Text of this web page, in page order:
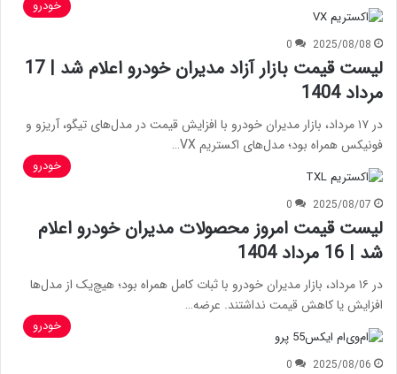
خودرو
2025/08/08
0
لیست قیمت بازار آزاد مدیران خودرو اعلام شد | 17
مرداد 1404
در ۱۷ مرداد، بازار مدیران خودرو با افزایش قیمت در مدل‌های تیگو، آریزو و
فونیکس همراه بود؛ مدل‌های اکستریم VX…
خودرو
2025/08/07
0
لیست قیمت امروز محصولات مدیران خودرو اعلام
شد | 16 مرداد 1404
در ۱۶ مرداد، بازار مدیران خودرو با ثبات کامل همراه بود؛ هیچ‌یک از مدل‌ها
افزایش یا کاهش قیمت نداشتند. عرضه…
خودرو
2025/08/06
0